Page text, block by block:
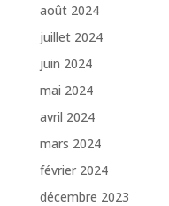
août 2024
juillet 2024
juin 2024
mai 2024
avril 2024
mars 2024
février 2024
décembre 2023